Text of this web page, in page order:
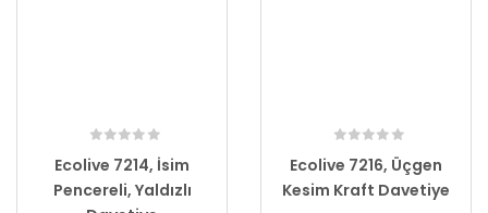
Ecolive 7214, İsim
Pencereli, Yaldızlı
Ecolive 7216, Üçgen
Kesim Kraft Davetiye